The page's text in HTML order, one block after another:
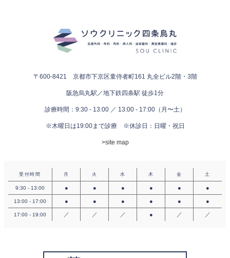
〒600-8421 京都市下京区童侍者町161 丸全ビル2階・3階
阪急烏丸駅／地下鉄四条駅 徒歩1分
診療時間：9:30 - 13:00 ／ 13:00 - 17:00（月〜土）
※木曜日は19:00まで診療 ※休診日：日曜・祝日
>site map
受付時間 月 火 水 木 金 土
9:30 - 13:00 ● ● ● ● ● ●
13:00 - 17:00 ● ● ● ● ● ●
17:00 - 19:00 ／ ／ ／ ● ／ ／